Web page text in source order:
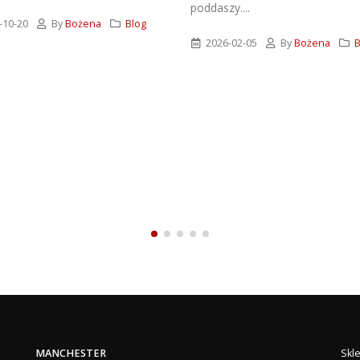
20 By Bożena Blog
poddaszy....
2026-02-05 By Bożena
MANCHESTER